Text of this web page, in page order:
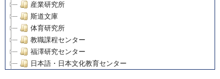
産業研究所
斯道文庫
体育研究所
教職課程センター
福澤研究センター
日本語・日本文化教育センター